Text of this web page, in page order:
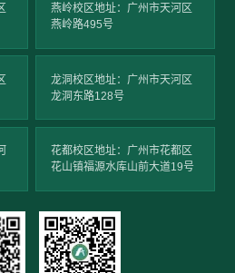
燕岭校区地址：广州市天河区
燕岭路495号
龙洞校区地址：广州市天河区
龙洞东路128号
花都校区地址：广州市花都区
花山镇福源水库山前大道19号